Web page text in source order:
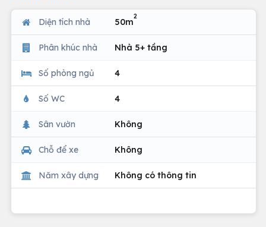
Diện tích nhà 50m
2
Phân khúc nhà Nhà 5+ tầng
Số phòng ngủ 4
Số WC 4
Sân vườn Không
Chỗ để xe Không
Năm xây dựng Không có thông tin